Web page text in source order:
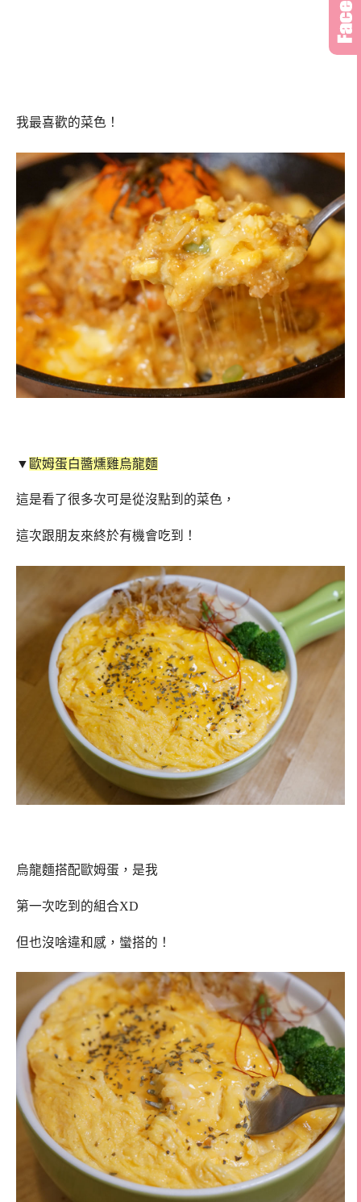
我最喜歡的菜色！
▼ 歐姆蛋白醬燻雞烏龍麵
這是看了很多次可是從沒點到的菜色，
這次跟朋友來終於有機會吃到！
烏龍麵搭配歐姆蛋，是我
第一次吃到的組合XD
但也沒啥違和感，蠻搭的！